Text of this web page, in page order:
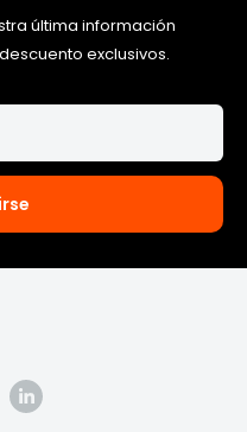
última información
exclusivos.